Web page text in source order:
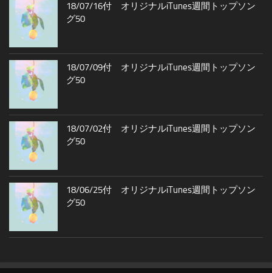
18/07/16付 オリジナルiTunes週間トップソン
グ50
18/07/09付 オリジナルiTunes週間トップソン
グ50
18/07/02付 オリジナルiTunes週間トップソン
グ50
18/06/25付 オリジナルiTunes週間トップソン
グ50